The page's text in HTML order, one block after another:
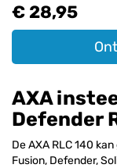
€ 28,95
AXA
Defender
De AXA RLC 140
Fusion, Defender,